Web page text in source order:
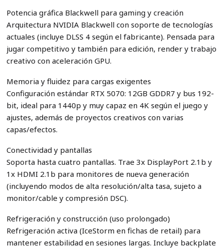
Potencia gráfica Blackwell para gaming y creación
Arquitectura NVIDIA Blackwell con soporte de tecnologías
actuales (incluye DLSS 4 según el fabricante). Pensada para
jugar competitivo y también para edición, render y trabajo
creativo con aceleración GPU.
Memoria y fluidez para cargas exigentes
Configuración estándar RTX 5070: 12GB GDDR7 y bus 192-
bit, ideal para 1440p y muy capaz en 4K según el juego y
ajustes, además de proyectos creativos con varias
capas/efectos.
Conectividad y pantallas
Soporta hasta cuatro pantallas. Trae 3x DisplayPort 2.1b y
1x HDMI 2.1b para monitores de nueva generación
(incluyendo modos de alta resolución/alta tasa, sujeto a
monitor/cable y compresión DSC).
Refrigeración y construcción (uso prolongado)
Refrigeración activa (IceStorm en fichas de retail) para
mantener estabilidad en sesiones largas. Incluye backplate